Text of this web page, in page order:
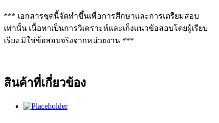
*** เอกสารชุดนี้จัดทำขึ้นเพื่อการศึกษาและการเตรียมสอบ
เท่านั้น เนื้อหาเป็นการวิเคราะห์และเก็งแนวข้อสอบโดยผู้เรียบ
เรียง มิใช่ข้อสอบจริงจากหน่วยงาน ***
สินค้าที่เกี่ยวข้อง